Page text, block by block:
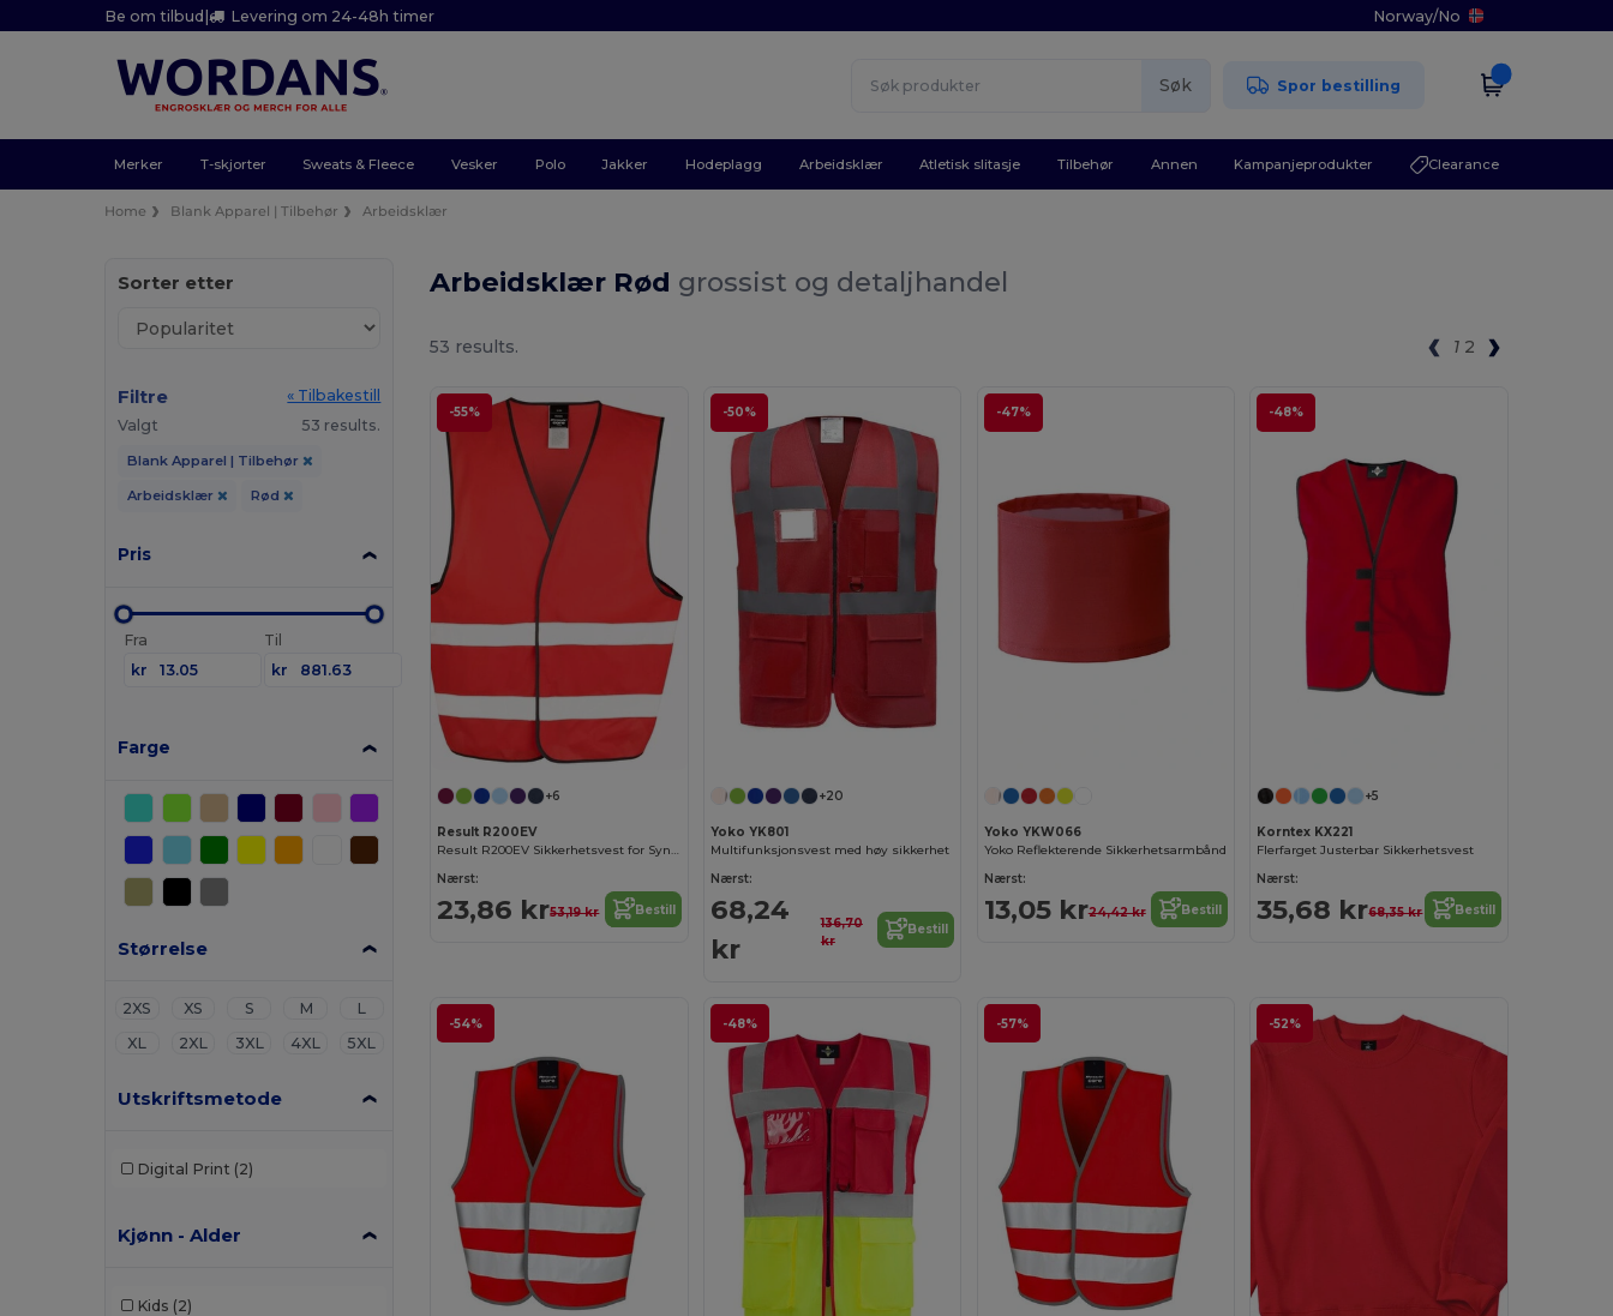
Be om tilbud| Levering om 24-48h timer Norway/No
Søk Spor bestilling
Merker T-skjorter Sweats & Fleece Vesker Polo Jakker Hodeplagg Arbeidsklær Atletisk slitasje Tilbehør Annen Kampanjeprodukter Clearance
Home Blank Apparel | Tilbehør Arbeidsklær
Sorter etter
Filtre
« Tilbakestill
Valgt
53 results.
Blank Apparel | Tilbehør
Arbeidsklær Rød
Pris
Fra
kr
Til
kr
Farge
Størrelse
2XS XS S M
L
XL
2XL 3XL 4XL 5XL
Utskriftsmetode
Digital Print (2)
Kjønn - Alder
Kids (2)
Arbeidsklær Rød grossist og detaljhandel
53 results. 1 2
-55%
+6
Result R200EV
Result R200EV Sikkerhetsvest for Synlighet
Nærst:
23,86 kr53,19 kr Bestill
-50%
+20
Yoko YK801
Multifunksjonsvest med høy sikkerhet
Nærst:
68,24
kr
136,70
kr
Bestill
-47%
Yoko YKW066
Yoko Reflekterende Sikkerhetsarmbånd
Nærst:
13,05 kr24,42 kr Bestill
-48%
+5
Korntex KX221
Flerfarget Justerbar Sikkerhetsvest
Nærst:
35,68 kr68,35 kr Bestill
-54% -48% -57% -52%